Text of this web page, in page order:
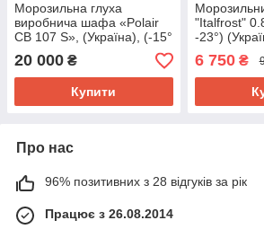
Морозильна глуха
виробнича шафа «Polair
CB 107 S», (Україна), (-15°
-18°) об'єм 700 л., Б/у
20 000 ₴
Купити
"Italfrost"
-23°)
л., Б/у
6 750₴
Про нас
96% позитивних з 28 відгуків за рік
Працює з 26.08.2014